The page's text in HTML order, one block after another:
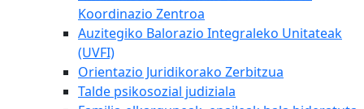
Koordinazio Zentroa
Auzitegiko Balorazio Integraleko Unitateak
(UVFI)
Orientazio Juridikorako Zerbitzua
Talde psikosozial judiziala